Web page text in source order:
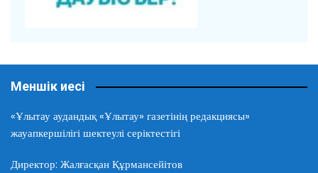
Меншік иесі
«Ұлытау аудандық «Ұлытау» газетінің редакциясы»
жауапкершілігі шектеулі серіктестігі
Директор: Жалғасқан Құрмансейітов